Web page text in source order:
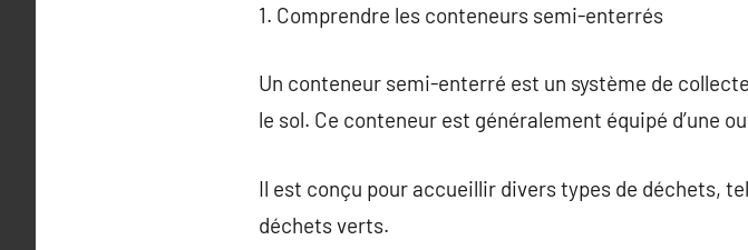
1. Comprendre les conteneurs semi-enterrés
Un conteneur semi-enterré est un système de
le sol. Ce conteneur est généralement équipé d’une
Il est conçu pour accueillir divers types de déchets,
déchets verts.